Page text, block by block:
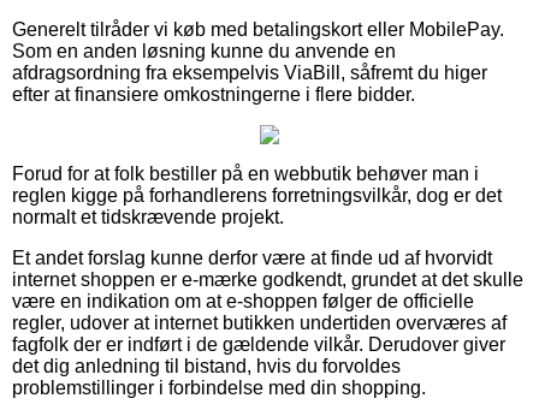
Generelt tilråder vi køb med betalingskort eller MobilePay.
Som en anden løsning kunne du anvende en
afdragsordning fra eksempelvis ViaBill, såfremt du higer
efter at finansiere omkostningerne i flere bidder.
Forud for at folk bestiller på en webbutik behøver man i
reglen kigge på forhandlerens forretningsvilkår, dog er det
normalt et tidskrævende projekt.
Et andet forslag kunne derfor være at finde ud af hvorvidt
internet shoppen er e-mærke godkendt, grundet at det skulle
være en indikation om at e-shoppen følger de officielle
regler, udover at internet butikken undertiden overværes af
fagfolk der er indført i de gældende vilkår. Derudover giver
det dig anledning til bistand, hvis du forvoldes
problemstillinger i forbindelse med din shopping.